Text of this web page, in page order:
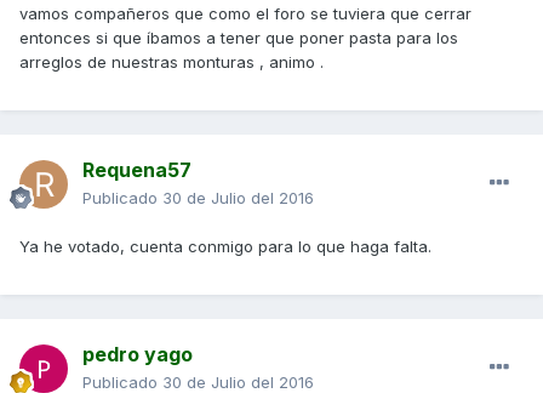
vamos compañeros que como el foro se tuviera que cerrar
entonces si que íbamos a tener que poner pasta para los
arreglos de nuestras monturas , animo .
Requena57
Publicado 30 de Julio del 2016
Ya he votado, cuenta conmigo para lo que haga falta.
pedro yago
Publicado 30 de Julio del 2016